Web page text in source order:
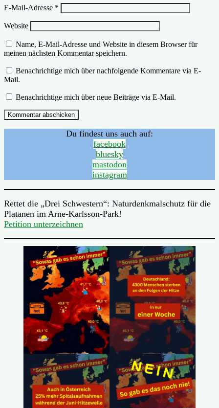
E-Mail-Adresse *
Website
Name, E-Mail-Adresse und Website in diesem Browser für
meinen nächsten Kommentar speichern.
Benachrichtige mich über nachfolgende Kommentare via E-
Mail.
Benachrichtige mich über neue Beiträge via E-Mail.
Du findest uns auch auf:
facebook
bluesky
mastodon
instagram
Rettet die „Drei Schwestern“: Naturdenkmalschutz für die
Platanen im Arne-Karlsson-Park!
Petition unterzeichnen